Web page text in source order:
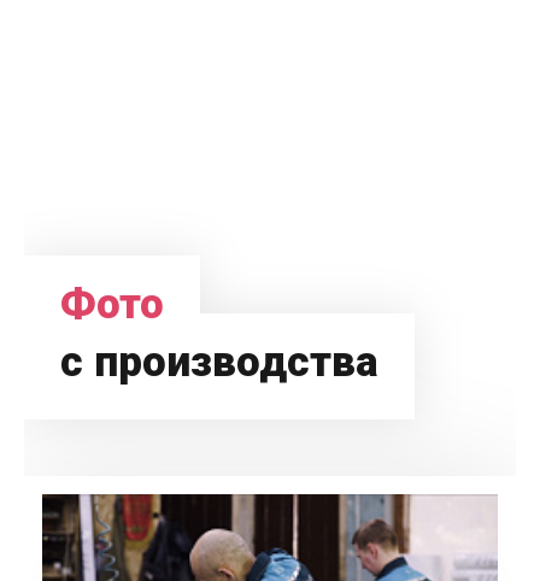
Фото
с производства